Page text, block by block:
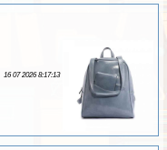
16 07 2026 8:17:13